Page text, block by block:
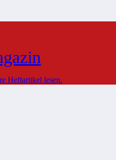
Heftartikel lesen.